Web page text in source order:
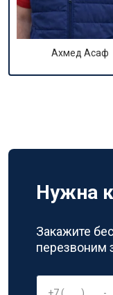
Ахмед Асаф
Нужна
Закажите
перезвоним